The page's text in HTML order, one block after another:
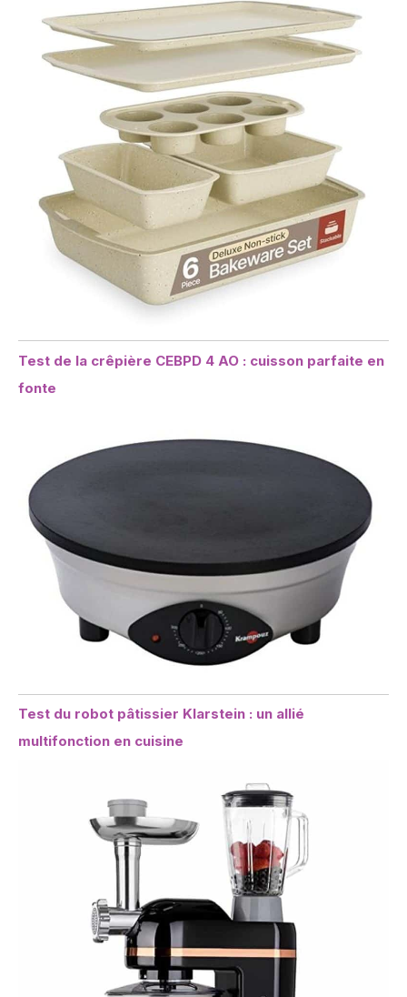
Test de la crêpière CEBPD 4 AO : cuisson parfaite en
fonte
Test du robot pâtissier Klarstein : un allié
multifonction en cuisine